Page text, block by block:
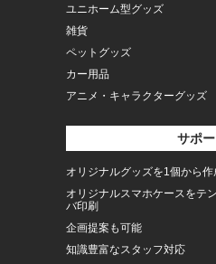
ユニホーム型グッズ
雑貨
ペットグッズ
カー用品
アニメ・キャラクターグッズ
サポ
オリジナルグッズを1個から
オリジナルスマホケースをテ
バ印刷
企画提案も可能
知識豊富なスタッフ対応